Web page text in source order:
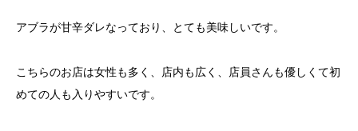
アブラが甘辛ダレなっており、とても美味しいです。
こちらのお店は女性も多く、店内も広く、店員さんも優しくて初
めての人も入りやすいです。